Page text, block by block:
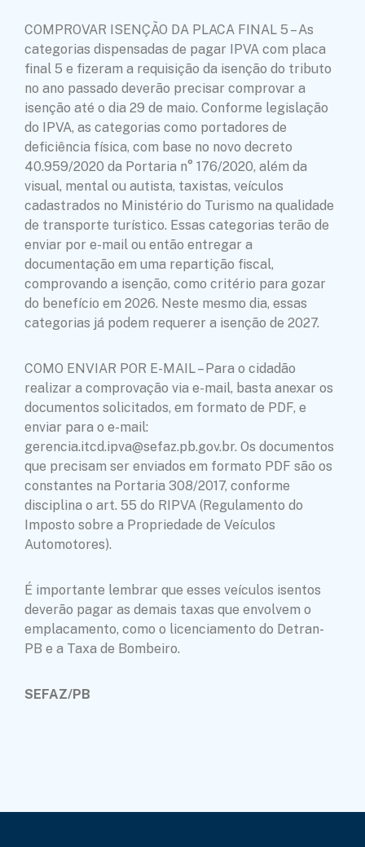
COMPROVAR ISENÇÃO DA PLACA FINAL 5 – As
categorias dispensadas de pagar IPVA com placa
final 5 e fizeram a requisição da isenção do tributo
no ano passado deverão precisar comprovar a
isenção até o dia 29 de maio. Conforme legislação
do IPVA, as categorias como portadores de
deficiência física, com base no novo decreto
40.959/2020 da Portaria n° 176/2020, além da
visual, mental ou autista, taxistas, veículos
cadastrados no Ministério do Turismo na qualidade
de transporte turístico. Essas categorias terão de
enviar por e-mail ou então entregar a
documentação em uma repartição fiscal,
comprovando a isenção, como critério para gozar
do benefício em 2026. Neste mesmo dia, essas
categorias já podem requerer a isenção de 2027.
COMO ENVIAR POR E-MAIL – Para o cidadão
realizar a comprovação via e-mail, basta anexar os
documentos solicitados, em formato de PDF, e
enviar para o e-mail:
gerencia.itcd.ipva@sefaz.pb.gov.br. Os documentos
que precisam ser enviados em formato PDF são os
constantes na Portaria 308/2017, conforme
disciplina o art. 55 do RIPVA (Regulamento do
Imposto sobre a Propriedade de Veículos
Automotores).
É importante lembrar que esses veículos isentos
deverão pagar as demais taxas que envolvem o
emplacamento, como o licenciamento do Detran-
PB e a Taxa de Bombeiro.
SEFAZ/PB